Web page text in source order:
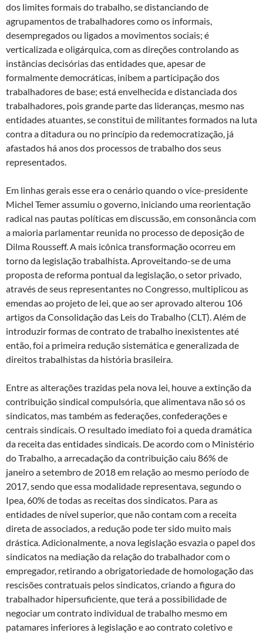
dos limites formais do trabalho, se distanciando de
agrupamentos de trabalhadores como os informais,
desempregados ou ligados a movimentos sociais; é
verticalizada e oligárquica, com as direções controlando as
instâncias decisórias das entidades que, apesar de
formalmente democráticas, inibem a participação dos
trabalhadores de base; está envelhecida e distanciada dos
trabalhadores, pois grande parte das lideranças, mesmo nas
entidades atuantes, se constitui de militantes formados na luta
contra a ditadura ou no princípio da redemocratização, já
afastados há anos dos processos de trabalho dos seus
representados.
Em linhas gerais esse era o cenário quando o vice-presidente
Michel Temer assumiu o governo, iniciando uma reorientação
radical nas pautas políticas em discussão, em consonância com
a maioria parlamentar reunida no processo de deposição de
Dilma Rousseff. A mais icônica transformação ocorreu em
torno da legislação trabalhista. Aproveitando-se de uma
proposta de reforma pontual da legislação, o setor privado,
através de seus representantes no Congresso, multiplicou as
emendas ao projeto de lei, que ao ser aprovado alterou 106
artigos da Consolidação das Leis do Trabalho (CLT). Além de
introduzir formas de contrato de trabalho inexistentes até
então, foi a primeira redução sistemática e generalizada de
direitos trabalhistas da história brasileira.
Entre as alterações trazidas pela nova lei, houve a extinção da
contribuição sindical compulsória, que alimentava não só os
sindicatos, mas também as federações, confederações e
centrais sindicais. O resultado imediato foi a queda dramática
da receita das entidades sindicais. De acordo com o Ministério
do Trabalho, a arrecadação da contribuição caiu 86% de
janeiro a setembro de 2018 em relação ao mesmo período de
2017, sendo que essa modalidade representava, segundo o
Ipea, 60% de todas as receitas dos sindicatos. Para as
entidades de nível superior, que não contam com a receita
direta de associados, a redução pode ter sido muito mais
drástica. Adicionalmente, a nova legislação esvazia o papel dos
sindicatos na mediação da relação do trabalhador com o
empregador, retirando a obrigatoriedade de homologação das
rescisões contratuais pelos sindicatos, criando a figura do
trabalhador hipersuficiente, que terá a possibilidade de
negociar um contrato individual de trabalho mesmo em
patamares inferiores à legislação e ao contrato coletivo e